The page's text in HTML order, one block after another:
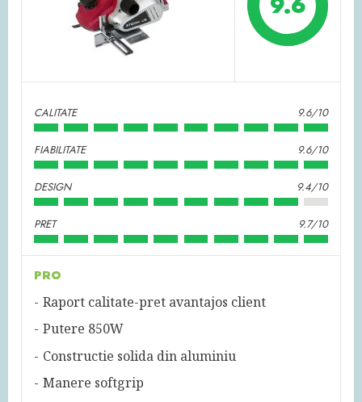
CALITATE 9.6/10
FIABILITATE 9.6/10
DESIGN 9.4/10
PRET 9.7/10
PRO
Raport calitate-pret avantajos client
Putere 850W
Constructie solida din aluminiu
Manere softgrip